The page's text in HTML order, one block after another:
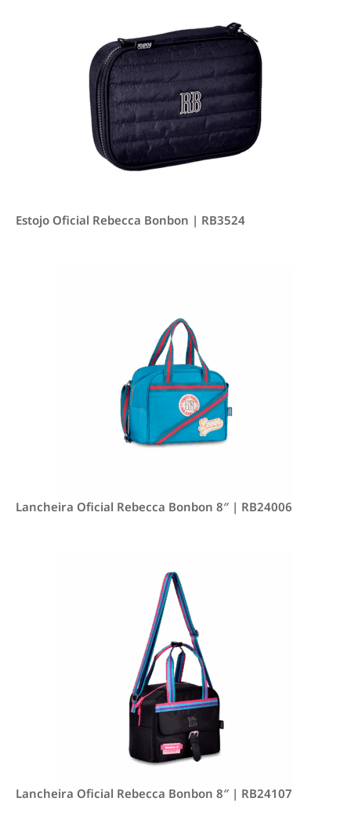
Estojo Oficial Rebecca Bonbon | RB3524
Lancheira Oficial Rebecca Bonbon 8″ | RB24006
Lancheira Oficial Rebecca Bonbon 8″ | RB24107